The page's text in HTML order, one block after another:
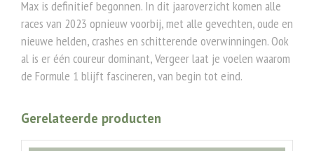
Max is definitief begonnen. In dit jaaroverzicht komen alle
races van 2023 opnieuw voorbij, met alle gevechten, oude en
nieuwe helden, crashes en schitterende overwinningen. Ook
al is er één coureur dominant, Vergeer laat je voelen waarom
de Formule 1 blijft fascineren, van begin tot eind.
Gerelateerde producten